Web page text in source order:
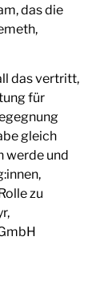
das die
das vertritt,
für
gleich
werde und
zu